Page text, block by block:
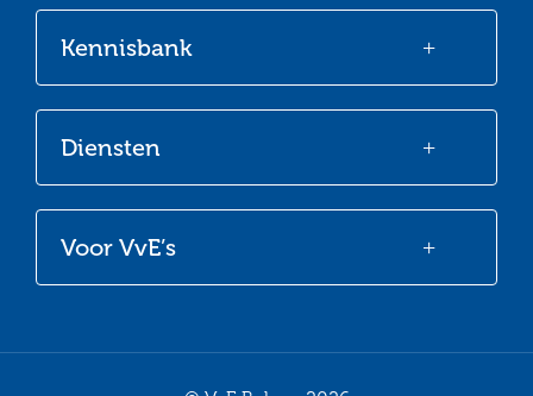
Voor VvE’s
Diensten
Kennisbank